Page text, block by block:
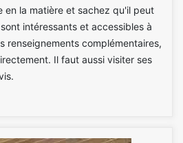
en la matière et sachez qu'il peut
intéressants et accessibles à
renseignements complémentaires,
Il faut aussi visiter ses